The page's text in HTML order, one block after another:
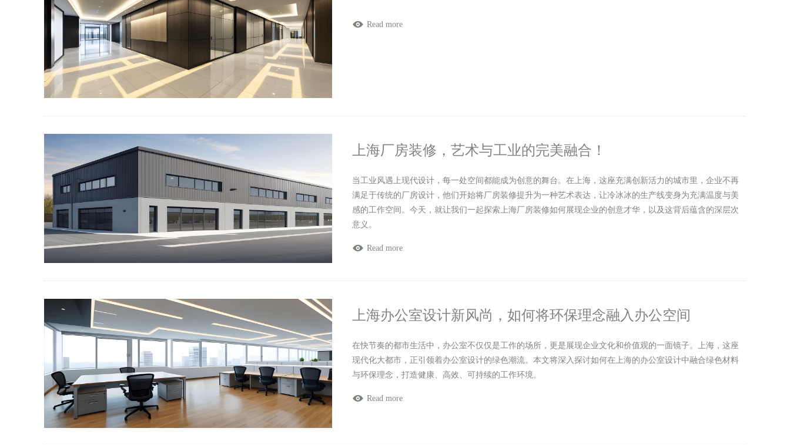
Read more
上海厂房装修，艺术与工业的完美融合！
当工业风遇上现代设计，每一处空间都能成为创意的舞台。在上海，这座充满创新活力的城市里，企业不再
满足于传统的厂房设计，他们开始将厂房装修提升为一种艺术表达，让冷冰冰的生产线变身为充满温度与美
感的工作空间。今天，就让我们一起探索上海厂房装修如何展现企业的创意才华，以及这背后蕴含的深层次
意义。
Read more
上海办公室设计新风尚，如何将环保理念融入办公空间
在快节奏的都市生活中，办公室不仅仅是工作的场所，更是展现企业文化和价值观的一面镜子。上海，这座
现代化大都市，正引领着办公室设计的绿色潮流。本文将深入探讨如何在上海的办公室设计中融合绿色材料
与环保理念，打造健康、高效、可持续的工作环境。
Read more